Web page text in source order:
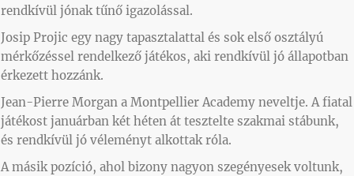
rendkívül jónak tűnő igazolással.
Josip Projic egy nagy tapasztalattal és sok első osztályú
mérkőzéssel rendelkező játékos, aki rendkívül jó állapotban
érkezett hozzánk.
Jean-Pierre Morgan a Montpellier Academy neveltje. A fiatal
játékost januárban két héten át tesztelte szakmai stábunk,
és rendkívül jó véleményt alkottak róla.
A másik pozíció, ahol bizony nagyon szegényesek voltunk,